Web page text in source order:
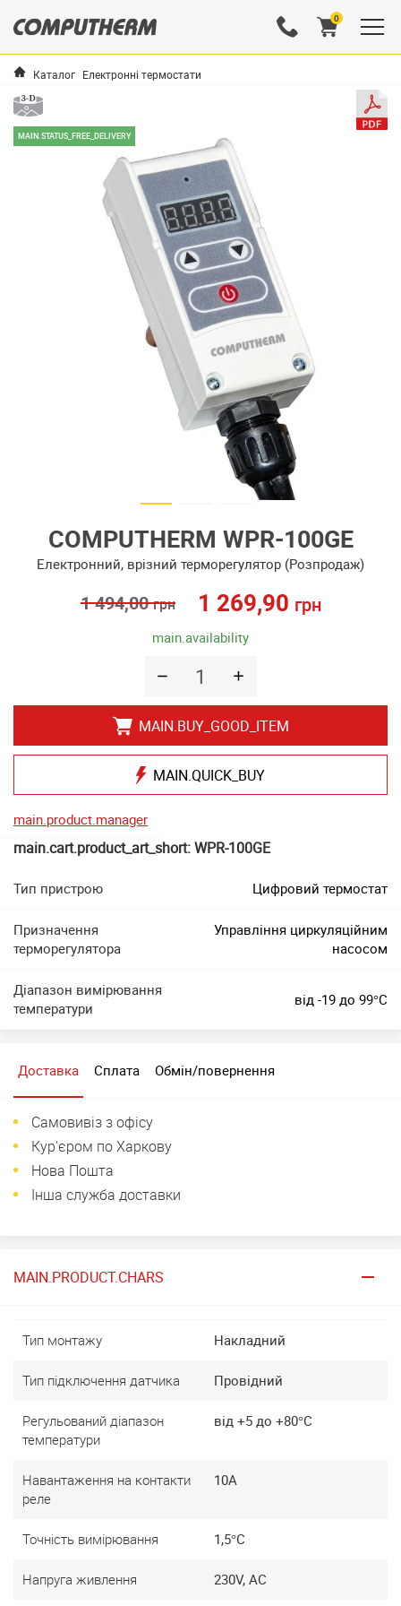
0
Каталог Електронні термостати
MAIN.STATUS_FREE_DELIVERY
COMPUTHERM WPR-100GE
Електронний, врізний терморегулятор (Розпродаж)
1 494,00грн 1 269,90 грн
main.availability
MAIN.BUY_GOOD_ITEM
MAIN.QUICK_BUY
main.product.manager
main.cart.product_art_short: WPR-100GE
Тип пристрою Цифровий термостат
Призначення
терморегулятора
Управління циркуляційним
насосом
Діапазон вимірювання
температури
від -19 до 99°C
Доставка Сплата Обмін/повернення
Самовивіз з офісу
Кур'єром по Харкову
Нова Пошта
Інша служба доставки
MAIN.PRODUCT.CHARS
Тип монтажу Накладний
Тип підключення датчика Провідний
Регульований діапазон
температури
від +5 до +80°C
Навантаження на контакти
реле
10A
Точність вимірювання 1,5°C
Напруга живлення 230V, AC